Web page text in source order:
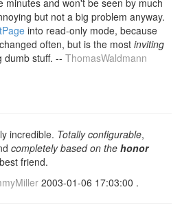
but not a big problem anyway.
into read-only mode, because
often, but is the most inviting
dumb stuff. -- ThomasWaldmann
incredible. Totally configurable,
completely based on the honor
friend.
2003-01-06 17:03:00 .